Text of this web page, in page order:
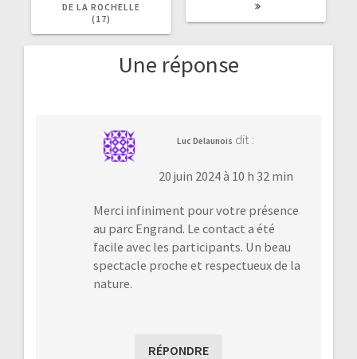
DE LA ROCHELLE
(17)
Une réponse
Luc Delaunois dit :
20 juin 2024 à 10 h 32 min
Merci infiniment pour votre présence
au parc Engrand. Le contact a été
facile avec les participants. Un beau
spectacle proche et respectueux de la
nature.
RÉPONDRE